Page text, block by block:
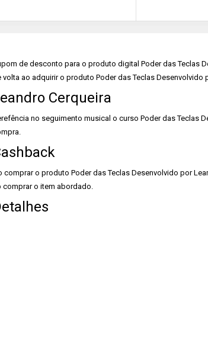
de desconto para o produto digital Poder das Teclas
volta ao adquirir o produto Poder das Teclas Desenvolvido
Cerqueira
no seguimento musical o curso Poder das Teclas
comprar o produto Poder das Teclas Desenvolvido por
comprar o item abordado.